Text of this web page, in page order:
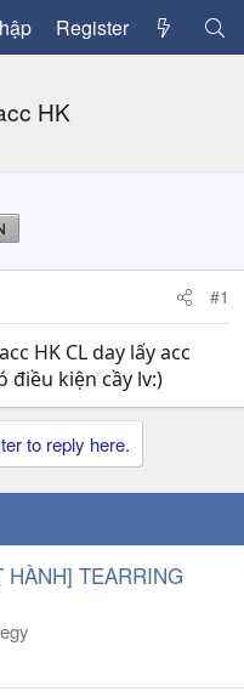
Register
HK
#1
HK CL day lấy acc
điều kiện cầy lv:)
to reply here.
HÀNH] TEARRING